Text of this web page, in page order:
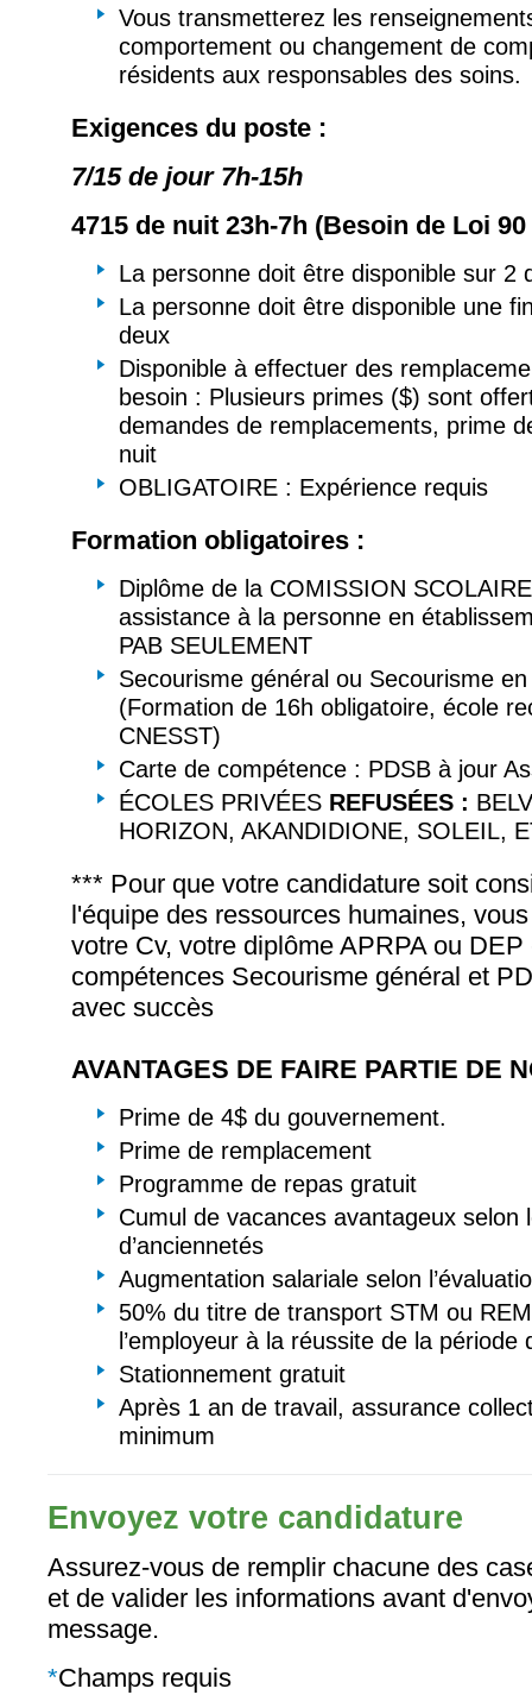
Vous transmetterez les
comportement ou changement de
résidents aux responsables des soins.
Exigences du poste :
7/15 de jour 7h-15h
4715 de nuit 23h-7h (Besoin de Loi
La personne doit être disponible sur 2
La personne doit être disponible une
deux
Disponible à effectuer des
besoin : Plusieurs primes ($) sont
demandes de remplacements, prime
nuit
OBLIGATOIRE : Expérience requis
Formation obligatoires :
Diplôme de la COMISSION
assistance à la personne en
PAB SEULEMENT
Secourisme général ou Secourisme
(Formation de 16h obligatoire, école
CNESST)
Carte de compétence : PDSB à jour
ÉCOLES PRIVÉES REFUSÉES :
HORIZON, AKANDIDIONE, SOLEIL,
*** Pour que votre candidature soit
l'équipe des ressources humaines,
votre Cv, votre diplôme APRPA ou
compétences Secourisme général et
avec succès
AVANTAGES DE FAIRE PARTIE DE
Prime de 4$ du gouvernement.
Prime de remplacement
Programme de repas gratuit
Cumul de vacances avantageux selon
d’anciennetés
Augmentation salariale selon
50% du titre de transport STM ou
l’employeur à la réussite de la période
Stationnement gratuit
Après 1 an de travail, assurance
minimum
Envoyez votre candidature
Assurez-vous de remplir chacune des
et de valider les informations avant
message.
*Champs requis